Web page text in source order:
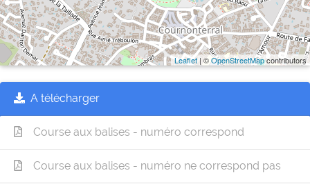
Leaflet | ©OpenStreetMapcontributors
A télécharger
Course aux balises - numéro correspond
Course aux balises - numéro ne correspond pas